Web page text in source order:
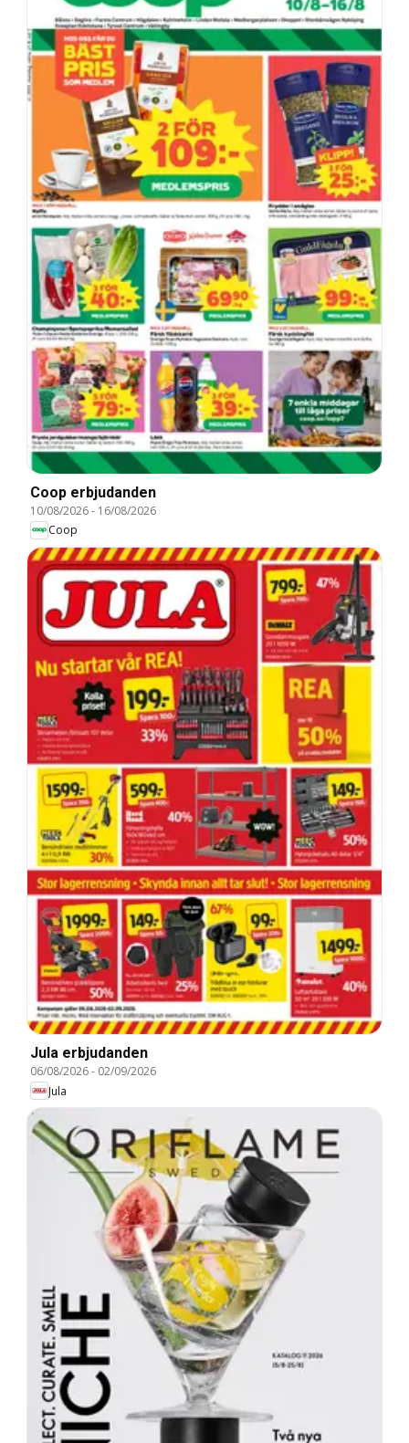
Coop erbjudanden
10/08/2026- 16/08/2026
Coop
Jula erbjudanden
06/08/2026- 02/09/2026
Jula